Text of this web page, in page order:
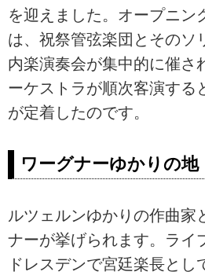
を迎えました。オープニン
は、祝祭管弦楽団とそのソ
内楽演奏会が集中的に催さ
ーケストラが順次客演する
が定着したのです。
ワーグナーゆかりの地
ルツェルンゆかりの作曲家
ナーが挙げられます。ライ
ドレスデンで宮廷楽長とし